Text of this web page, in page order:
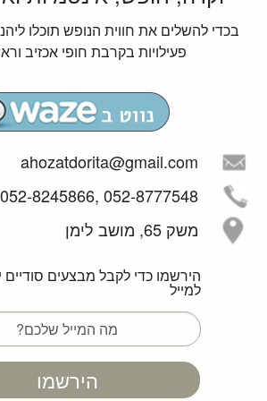
לאונג'
לרשות האורחים ישנו לאונג' מפנק, בו
נוחות פינות קפה ותה ושולחן אוכל
ממבחר ארוחות שף-גורמה פרטיות
ורומנטיות לבחירתכם בכל שעות היום.
ימים א-שבת כניסה: 15:00 יציאה 11:30
*בתיאום מראש מול המארח תתאפשר
בכדי להשלים את חווית הנופש תוכלו
פעילויות בקרבת חופי אכזיב
ahozatdorita@gmail.com
052-8777548 ,052-8245866
משק 65, מושב לימן
הירשמו כדי לקבל מבצעים סודיים
למייל